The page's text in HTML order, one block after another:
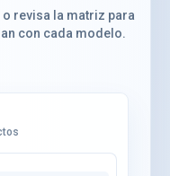
revisa la matriz para
con cada modelo.